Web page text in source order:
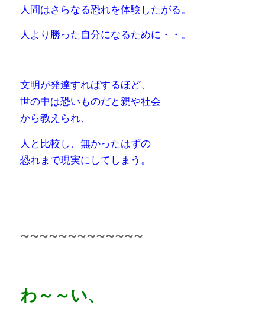
人間はさらなる恐れを体験したがる。
人より勝った自分になるために・・。
文明が発達すればするほど、
世の中は恐いものだと親や社会
から教えられ、
人と比較し、無かったはずの
恐れまで現実にしてしまう。
~~~~~~~~~~~~~
わ～～い、